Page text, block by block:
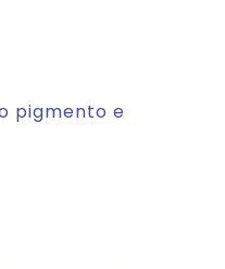
pigmento e